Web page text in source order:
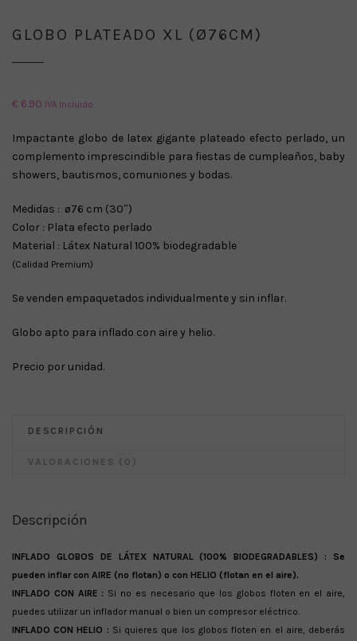
GLOBO PLATEADO XL (Ø76CM)
€ 6.90 IVA Incluido
Impactante globo de latex gigante plateado efecto perlado, un
complemento imprescindible para fiestas de cumpleaños, baby
showers, bautismos, comuniones y bodas.
Medidas : ø76 cm (30″)
Color : Plata efecto perlado
Material : Látex Natural 100% biodegradable
(Calidad Premium)
Se venden empaquetados individualmente y sin inflar.
Globo apto para inflado con aire y helio.
Precio por unidad.
DESCRIPCIÓN
VALORACIONES (0)
Descripción
INFLADO GLOBOS DE LÁTEX NATURAL (100% BIODEGRADABLES) : Se
pueden inflar con AIRE (no flotan) o con HELIO (flotan en el aire).
INFLADO CON AIRE : Si no es necesario que los globos floten en el aire,
puedes utilizar un inflador manual o bien un compresor eléctrico.
INFLADO CON HELIO : Si quieres que los globos floten en el aire, deberás